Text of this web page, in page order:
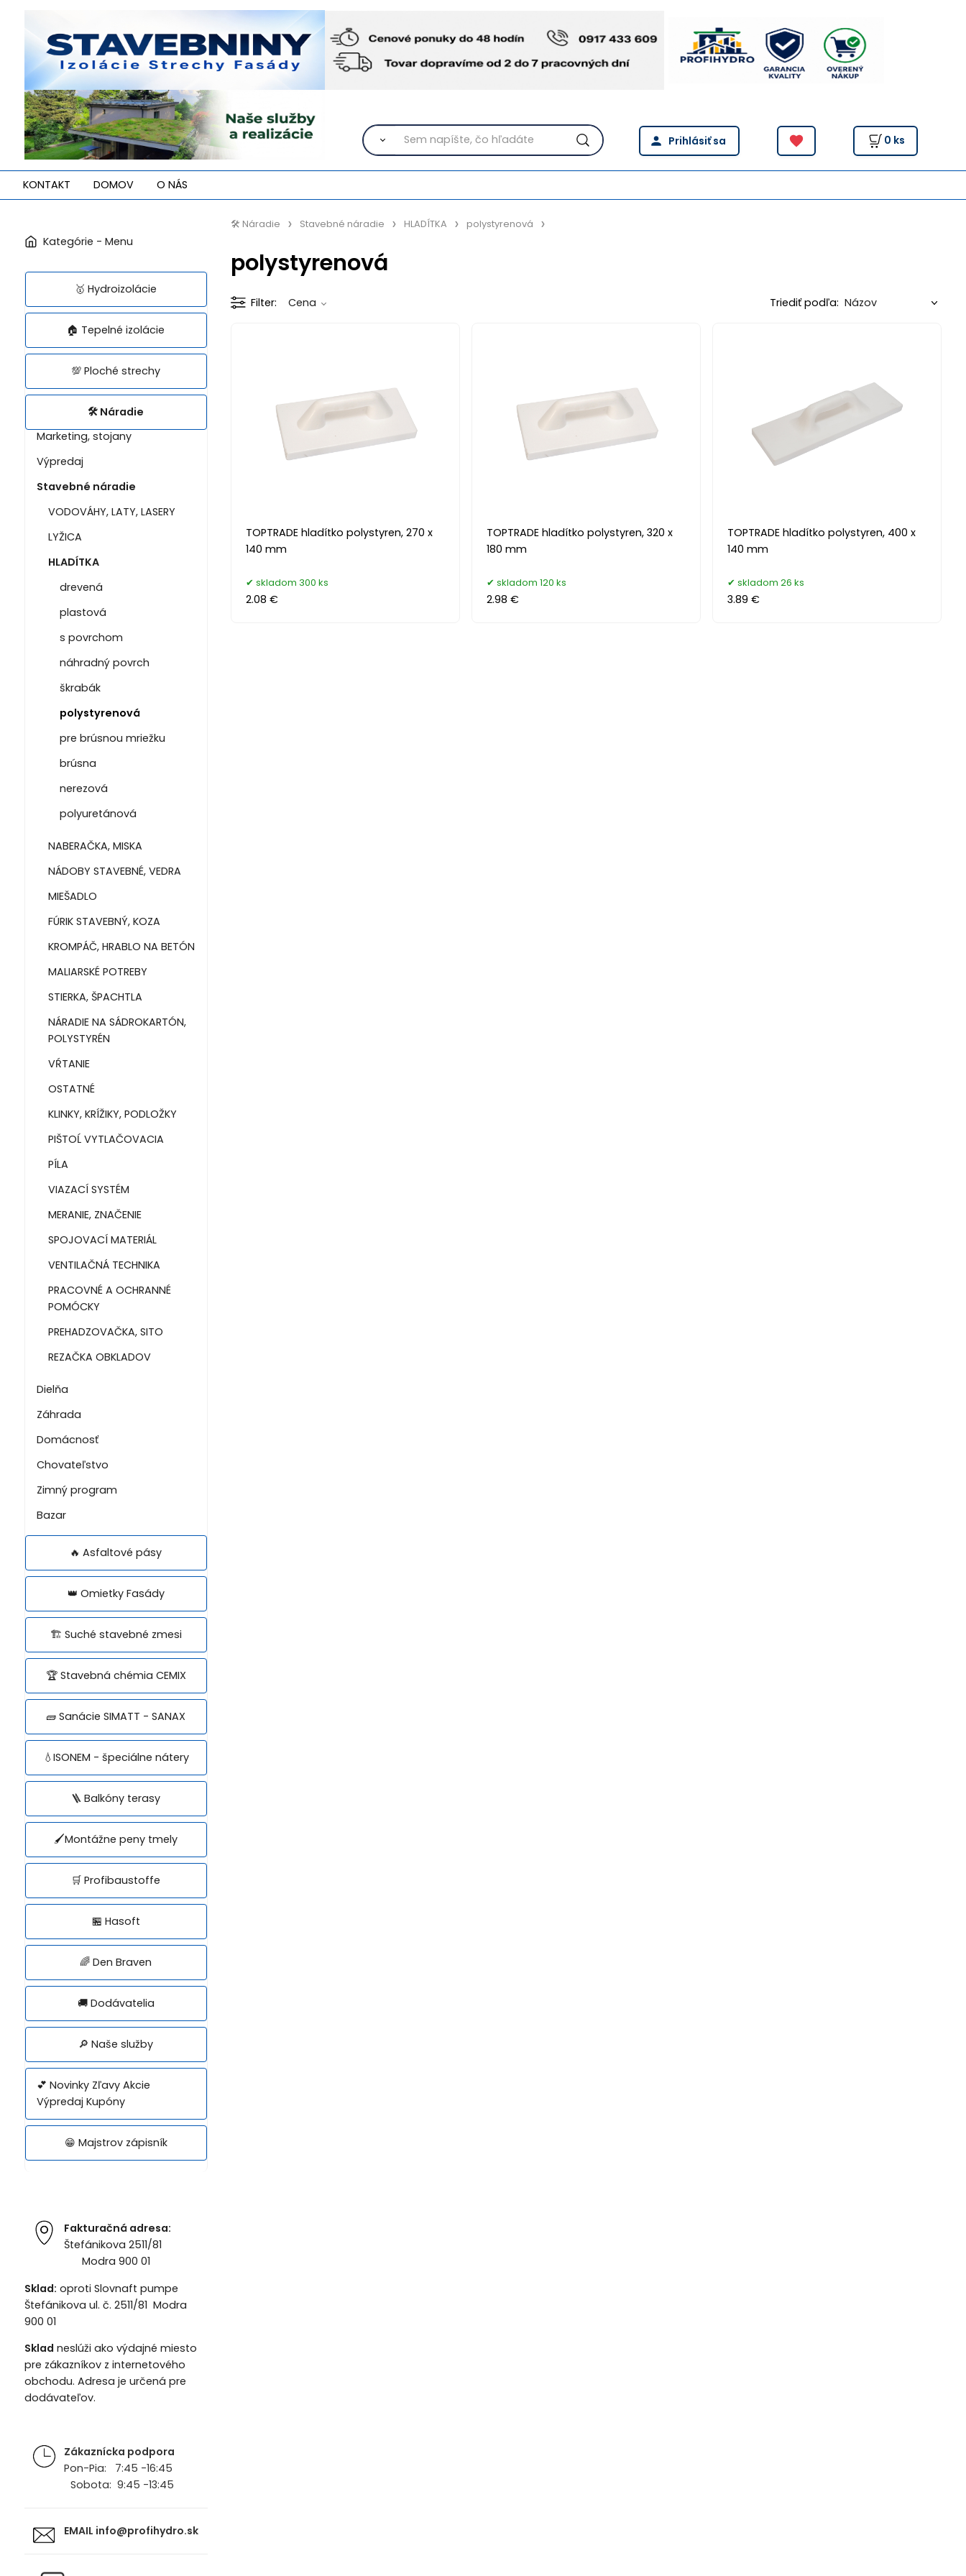
0 ks
KONTAKT DOMOV O NÁS
🥇 Hydroizolácie
🏠 Tepelné izolácie
💯 Ploché strechy
🛠️ Náradie
Marketing, stojany
Výpredaj
Stavebné náradie
VODOVÁHY, LATY, LASERY
LYŽICA
HLADÍTKA
drevená
plastová
s povrchom
náhradný povrch
škrabák
polystyrenová
pre brúsnou mriežku
brúsna
nerezová
polyuretánová
NABERAČKA, MISKA
NÁDOBY STAVEBNÉ, VEDRA
MIEŠADLO
FÚRIK STAVEBNÝ, KOZA
KROMPÁČ, HRABLO NA BETÓN
MALIARSKÉ POTREBY
STIERKA, ŠPACHTLA
NÁRADIE NA SÁDROKARTÓN,
POLYSTYRÉN
VŔTANIE
OSTATNÉ
KLINKY, KRÍŽIKY, PODLOŽKY
PIŠTOĹ VYTLAČOVACIA
PÍLA
VIAZACÍ SYSTÉM
MERANIE, ZNAČENIE
SPOJOVACÍ MATERIÁL
VENTILAČNÁ TECHNIKA
PRACOVNÉ A OCHRANNÉ
POMÓCKY
PREHADZOVAČKA, SITO
REZAČKA OBKLADOV
Dielňa
Záhrada
Domácnosť
Chovateľstvo
Zimný program
Bazar
🔥 Asfaltové pásy
👑 Omietky Fasády
🏗️ Suché stavebné zmesi
🏆 Stavebná chémia CEMIX
🧱 Sanácie SIMATT - SANAX
💧ISONEM - špeciálne nátery
🪜 Balkóny terasy
🖌️Montážne peny tmely
🛒 Profibaustoffe
🏪 Hasoft
🌈 Den Braven
🚚 Dodávatelia
🔎 Naše služby
💕 Novinky Zľavy Akcie
Výpredaj Kupóny
😁 Majstrov zápisník
Fakturačná adresa:
Štefánikova 2511/81
Modra 900 01
Sklad: oproti Slovnaft pumpe
Štefánikova ul. č. 2511/81 Modra
900 01
Sklad neslúži ako výdajné miesto
pre zákazníkov z internetového
obchodu. Adresa je určená pre
dodávateľov.
Zákaznícka podpora
Pon-Pia: 7:45 -16:45
Sobota: 9:45 -13:45
EMAIL info@profihydro.sk
🛠️ Náradie Stavebné náradie HLADÍTKA polystyrenová
polystyrenová
Filter Cena Triediť podľa:
TOPTRADE hladítko polystyren, 270 x
140 mm
skladom 300 ks
2.08 €
TOPTRADE hladítko polystyren, 320 x
180 mm
skladom 120 ks
2.98 €
TOPTRADE hladítko polystyren, 400 x
140 mm
skladom 26 ks
3.89 €